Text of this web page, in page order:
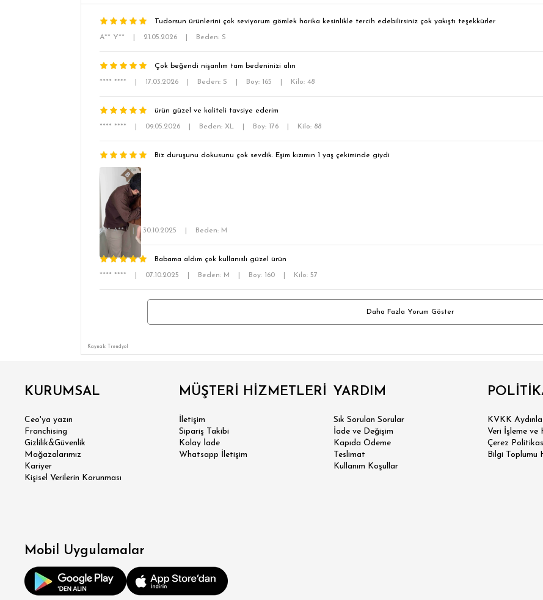
SÜPER SLİM FİT
Tudorsun ürünlerini çok seviyorum gömlek harika kesinlikle tercih edebilirsiniz çok yakıştı teşekkürler
A** Y** 21.05.2026 Beden: S
Çok beğendi nişanlım tam bedeninizi alın
**** **** 17.03.2026 Beden: S Boy: 165 Kilo: 48
ürün güzel ve kaliteli tavsiye ederim
**** **** 09.05.2026 Beden: XL Boy: 176 Kilo: 88
Biz duruşunu dokusunu çok sevdik. Eşim kızımın 1 yaş çekiminde giydi
A** A** 30.10.2025 Beden: M
Babama aldım çok kullanıslı güzel ürün
**** **** 07.10.2025 Beden: M Boy: 160 Kilo: 57
Daha Fazla Yorum Göster
Kaynak: Trendyol
KURUMSAL
Ceo'ya yazın
Franchising
Gizlilik&Güvenlik
Mağazalarımız
Kariyer
Kişisel Verilerin Korunması
MÜŞTERİ HİZMETLERİ
İletişim
Sipariş Takibi
Kolay İade
Whatsapp İletişim
YARDIM
Sık Sorulan Sorular
İade ve Değişim
Kapıda Ödeme
Teslimat
Kullanım Koşullar
KVKK
Veri İşleme ve
Çerez
Bilgi Toplumu
Mobil Uygulamalar